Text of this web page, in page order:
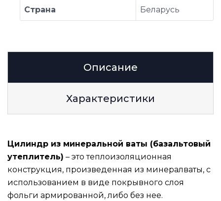
Страна Беларусь
Описание
Характеристики
Цилиндр из минеральной ваты (базальтовый
утеплитель) – это теплоизоляционная
конструкция, произведенная из минералваты, с
использованием в виде покрывного слоя
фольги армированной, либо без нее.